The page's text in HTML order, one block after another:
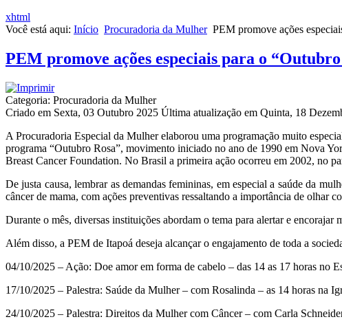
xhtml
Você está aqui: Início Procuradoria da Mulher PEM promove ações
PEM promove ações especiais para o
Categoria: Procuradoria da Mulher
Criado em Sexta, 03 Outubro 2025 Última atualização em Quinta, 18
A Procuradoria Especial da Mulher elaborou uma programação muito
programa “Outubro Rosa”, movimento iniciado no ano de 1990 em Nova
Breast Cancer Foundation. No Brasil a primeira ação ocorreu em 2002, no
De justa causa, lembrar as demandas femininas, em especial a saúde da
câncer de mama, com ações preventivas ressaltando a importância de olhar
Durante o mês, diversas instituições abordam o tema para alertar e encorajar
Além disso, a PEM de Itapoá deseja alcançar o engajamento de toda a
04/10/2025 – Ação: Doe amor em forma de cabelo – das 14 as 17 horas no
17/10/2025 – Palestra: Saúde da Mulher – com Rosalinda – as 14 horas na
24/10/2025 – Palestra: Direitos da Mulher com Câncer – com Carla